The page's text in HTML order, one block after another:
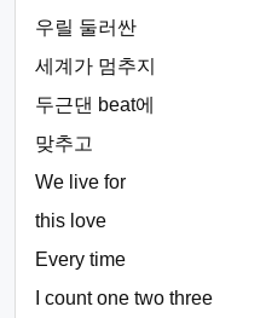
우릴 둘러싼
세계가 멈추지
두근댄 beat에
맞추고
We live for
this love
Every time
I count one two three